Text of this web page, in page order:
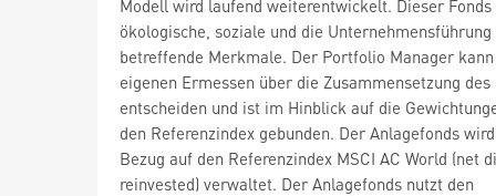
Modell wird laufend weiterentwickelt. Dieser
ökologische, soziale und die Unternehmensführung
betreffende Merkmale. Der Portfolio Manager
eigenen Ermessen über die Zusammensetzung
entscheiden und ist im Hinblick auf die
den Referenzindex gebunden. Der Anlagefonds
Bezug auf den Referenzindex MSCI AC World (net
reinvested) verwaltet. Der Anlagefonds nutzt den